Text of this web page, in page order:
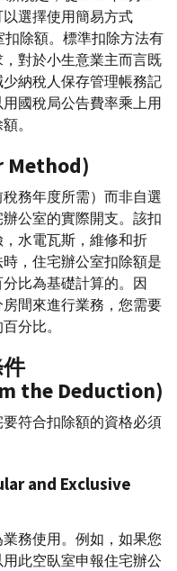
選擇使用簡易方式
扣除額。標準扣除方法有
對於小生意業主而言既
納稅人保存管理帳務記
國稅局公告費率乘上用
。
Method)
務年度所需）而非自選
公室的實際開支。該扣
水電瓦斯，維修和折
，住宅辦公室扣除額是
比為基礎計算的。因
間來進行業務，您需要
分比。
the Deduction)
符合扣除額的資格必須
and Exclusive
務使用。例如，如果您
此空臥室申報住宅辦公